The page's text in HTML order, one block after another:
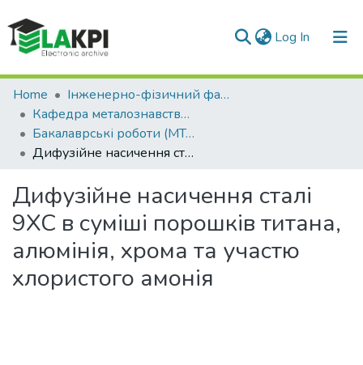
Log In (current)
Communities & Collections
All of DSpace
Statistics
Home
Інженерно-фізичний факультет (ІФФ)
Кафедра металознавства та термічної обробки (МТО ІФФ)
Бакалаврські роботи (МТО ІФФ)
Дифузійне насичення сталі 9ХС в суміші порошків титана, алюмінія, хрома та участю хлористого амонія
Дифузійне насичення сталі
9ХС в суміші порошків титана,
алюмінія, хрома та участю
хлористого амонія